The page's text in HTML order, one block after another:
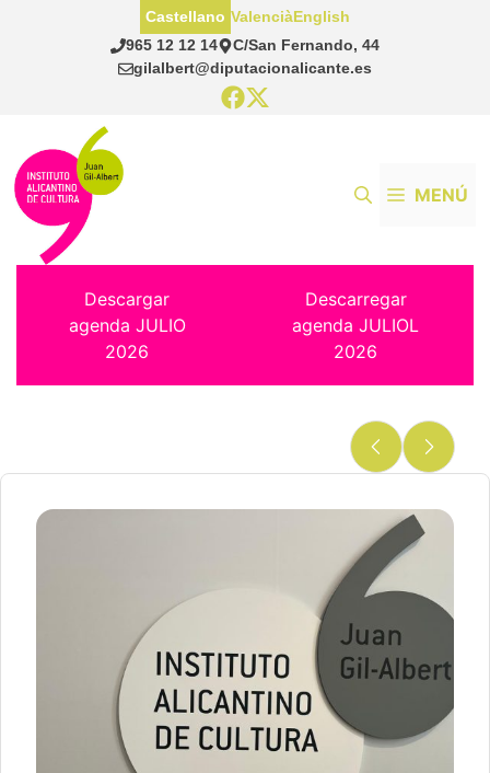
965 12 12 14
C/San Fernando, 44
gilalbert@diputacionalicante.es
Castellano ValenciàEnglish
MENÚ
Descargar
agenda JULIO
2026
Descarregar
agenda JULIOL
2026